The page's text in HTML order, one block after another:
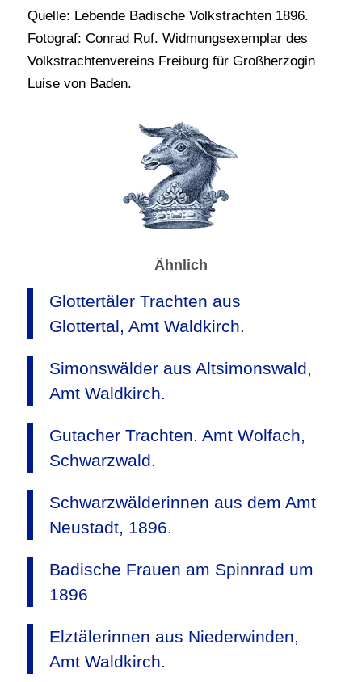
Quelle: Lebende Badische Volkstrachten 1896.
Fotograf: Conrad Ruf. Widmungsexemplar des
Volkstrachtenvereins Freiburg für Großherzogin
Luise von Baden.
Ähnlich
Glottertäler Trachten aus
Glottertal, Amt Waldkirch.
Simonswälder aus Altsimonswald,
Amt Waldkirch.
Gutacher Trachten. Amt Wolfach,
Schwarzwald.
Schwarzwälderinnen aus dem Amt
Neustadt, 1896.
Badische Frauen am Spinnrad um
1896
Elztälerinnen aus Niederwinden,
Amt Waldkirch.